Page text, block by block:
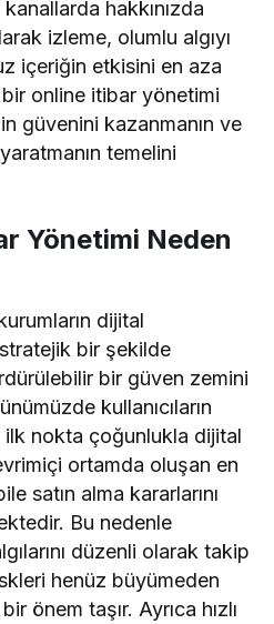
hakkınızda
izleme, olumlu algıyı
içeriğin etkisini en aza
online itibar yönetimi
güvenini kazanmanın ve
temelini
Yönetimi Neden
dijital
stratejik bir şekilde
bir güven zemini
kullanıcıların
nokta çoğunlukla dijital
ortamda oluşan en
satın alma kararlarını
Bu nedenle
düzenli olarak takip
henüz büyümeden
önem taşır. Ayrıca hızlı